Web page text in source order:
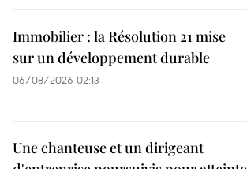
Immobilier : la Résolution 21 mise
sur un développement durable
06/08/2026 02:13
Une chanteuse et un dirigeant